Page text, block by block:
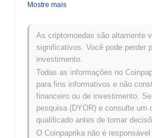
Meteora.
Qual é o volume de
Asteroid The Space Shiba
Nas últimas 24 horas, o volume de
Space Shiba Inu está em
49.48% em comparação com o dia
redução de curto prazo na
Qual é o histórico da faixa
The Space Shiba Inu?
Mostre mais
As criptomoedas são altamente
significativos. Você pode perder
investimento.
Todas as informações no
para fins informativos e não
financeiro ou de investimento.
pesquisa (DYOR) e consulte um
qualificado antes de tomar
O Coinpaprika não é